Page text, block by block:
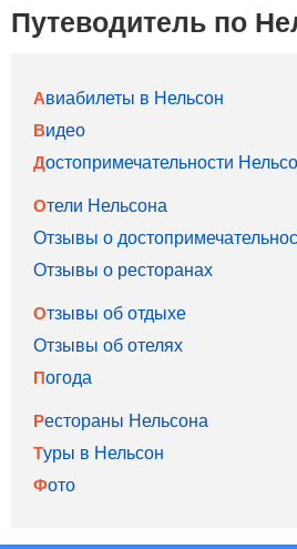
Путеводитель по
Авиабилеты в Нельсон
Видео
Достопримечательности
Отели Нельсона
Отзывы о
Отзывы о ресторанах
Отзывы об отдыхе
Отзывы об отелях
Погода
Рестораны Нельсона
Туры в Нельсон
Фото